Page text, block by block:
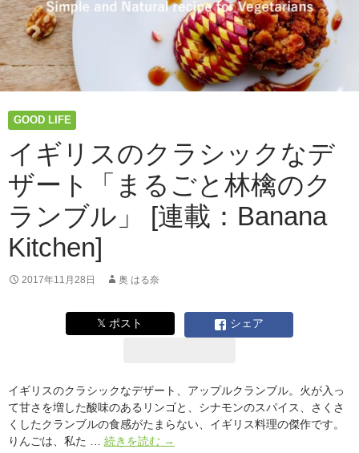
GOOD LIFE
イギリスのクラシックなデ
ザート「まるごと林檎のク
ランブル」 [連載：Banana
Kitchen]
2017年11月28日 奥 はる奈
𝕏 ポスト シェア
イギリスのクラシックなデザート、アップルクランブル。火が入っ
て甘さを増した酸味のあるリンゴと、シナモンのスパイス、さくさ
くしたクランブルの食感がたまらない、イギリス料理の傑作です。
りんごは、私た … 続きを読む イ
→